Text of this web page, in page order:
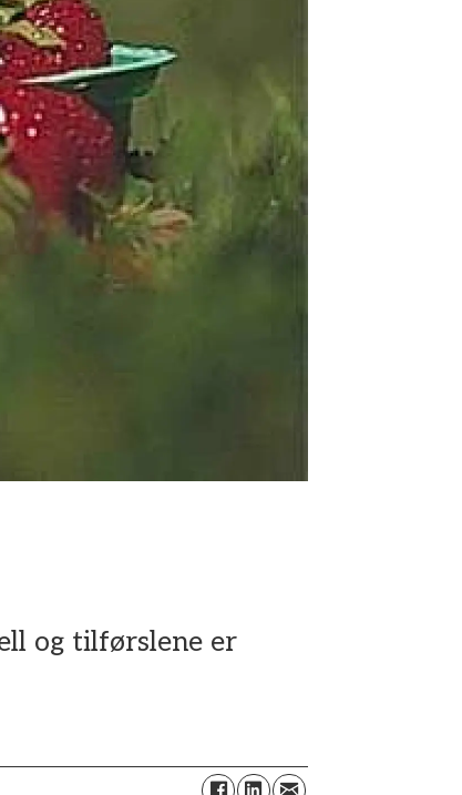
og tilførslene er